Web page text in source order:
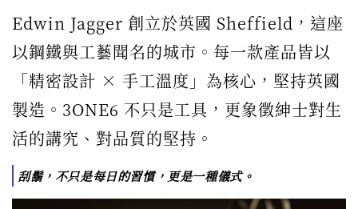
Edwin Jagger 創立於英國 Sheffield，這座
以鋼鐵與工藝聞名的城市。每一款產品皆以
「精密設計 × 手工溫度」為核心，堅持英國
製造。3ONE6 不只是工具，更象徵紳士對生
活的講究、對品質的堅持。
刮鬍，不只是每日的習慣，更是一種儀式。